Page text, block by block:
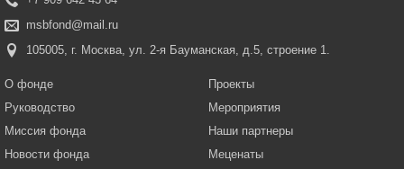
msbfond@mail.ru
105005, г. Москва, ул. 2-я Бауманская, д.5, строение 1.
О фонде
Руководство
Миссия фонда
Новости фонда
Проекты
Мероприятия
Наши партнеры
Меценаты